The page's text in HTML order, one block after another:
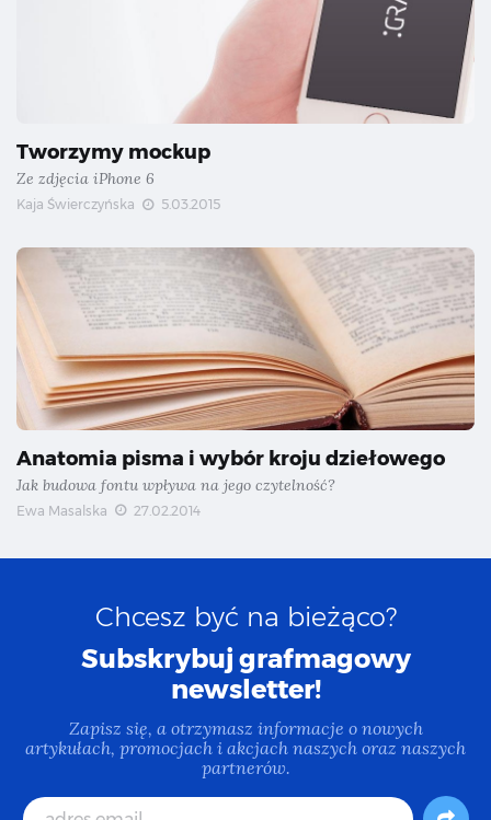
Tworzymy mockup
Ze zdjęcia iPhone 6
Kaja Świerczyńska 5.03.2015
Anatomia pisma i wybór kroju dziełowego
Jak budowa fontu wpływa na jego czytelność?
Ewa Masalska 27.02.2014
Chcesz być na bieżąco?
Subskrybuj grafmagowy
newsletter!
Zapisz się, a otrzymasz informacje o nowych
artykułach, promocjach i akcjach naszych oraz naszych
partnerów.